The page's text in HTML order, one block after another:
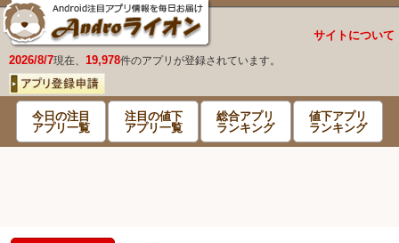
サイトについて
2026/8/7現在、 19,978件のアプリが登録されています。
今日の注目
アプリ一覧
注目の値下
アプリ一覧
総合アプリ
ランキング
値下アプリ
ランキング